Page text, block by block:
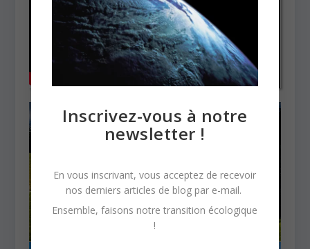
Inscrivez-vous à notre
newsletter !
En vous inscrivant, vous acceptez de recevoir
nos derniers articles de blog par e-mail.
Ensemble, faisons notre transition écologique
!